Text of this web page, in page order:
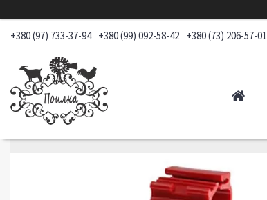
+380 (97) 733-37-94 +380 (99) 092-58-42 +380 (73) 206-57-01